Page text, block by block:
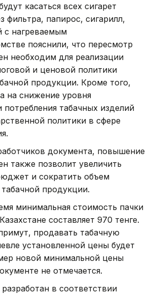
касаться всех сигарет
фильтра, папирос, сигарилл,
с нагреваемым
пояснили, что пересмотр
необходим для реализации
и ценовой политики
продукции. Кроме того,
на снижение уровня
потребления табачных изделий
политики в сфере
документа, повышение
также позволит увеличить
и сократить объем
продукции.
минимальная стоимость пачки
составляет 970 тенге.
продавать табачную
установленной цены будет
новой минимальной цены
не отмечается.
в соответствии